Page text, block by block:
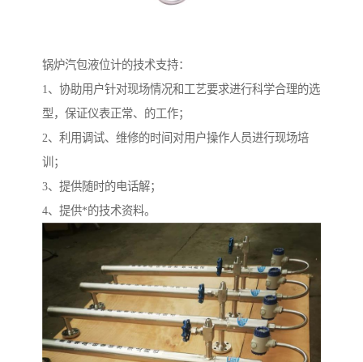
锅炉汽包液位计的技术支持：
1、协助用户针对现场情况和工艺要求进行科学合理的选
型，保证仪表正常、的工作；
2、利用调试、维修的时间对用户操作人员进行现场培
训；
3、提供随时的电话解；
4、提供*的技术资料。